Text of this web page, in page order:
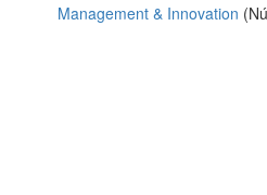
Management & Innovation